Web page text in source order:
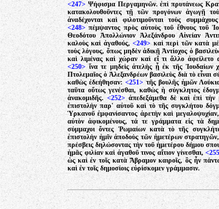
<247> Ψήφισμα Περγαμηνῶν. ἐπὶ πρυτάνεως
κατακολουθοῦντες τῇ τῶν προγόνων ἀγωγῇ
ἀναδέχονται καὶ φιλοτιμοῦνται τοὺς
<248> πέμψαντος πρὸς αὐτοὺς τοῦ ἔθνους τοῦ
Θεοδότου Ἀπολλώνιον Ἀλεξάνδρου Αἰνείαν
καλοὺς καὶ ἀγαθούς,<249>καὶ περὶ τῶν κατὰ
τοὺς λόγους, ὅπως μηδὲν ἀδικῇ Ἀντίοχος ὁ
καὶ λιμένας καὶ χώραν καὶ εἴ τι ἄλλο
<250> ἵνα τε μηδεὶς ἀτελὴς ᾖ ἐκ τῆς
Πτολεμαῖος ὁ Ἀλεξανδρέων βασιλεὺς διὰ τὸ εἶναι
καθὼς ἐδεήθησαν:<251>τῆς βουλῆς ἡμῶν
ταῦτα οὕτως γενέσθαι, καθὼς ἡ σύγκλητος
ἀνακομιδῆς. <252>ἀπεδεξάμεθα δὲ καὶ ἐπὶ τὴν
ἐπιστολὴν παρ' αὐτοῦ καὶ τὸ τῆς συγκλήτου
Ὑρκανοῦ ἐμφανίσαντος ἀρετὴν καὶ
αὐτὸν ἀφικομένους, τά τε γράμματα εἰς τὰ
σύμμαχοι ὄντες Ῥωμαίων κατὰ τὸ τῆς
ἐπιστολὴν ἡμῖν ἀποδοὺς τῶν ἡμετέρων
πρέσβεις δηλώσοντας τὴν τοῦ ἡμετέρου δήμου
ἡμᾶς φιλίαν καὶ ἀγαθοῦ τινος αἴτιον γίνεσθαι,
ὡς καὶ ἐν τοῖς κατὰ Ἄβραμον καιροῖς, ὃς ἦν
καὶ ἐν τοῖς δημοσίοις εὑρίσκομεν γράμμασιν.